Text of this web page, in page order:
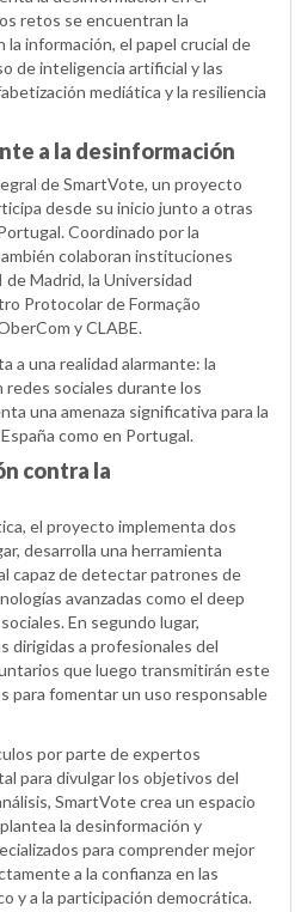
retos se encuentran la
la información, el papel crucial de
de inteligencia artificial y las
mediática y la resiliencia
a la desinformación
de SmartVote, un proyecto
desde su inicio junto a otras
Coordinado por la
colaboran instituciones
Madrid, la Universidad
Protocolar de Formação
y CLABE.
a una realidad alarmante: la
redes sociales durante los
una amenaza significativa para la
como en Portugal.
contra la
el proyecto implementa dos
desarrolla una herramienta
capaz de detectar patrones de
avanzadas como el deep
En segundo lugar,
dirigidas a profesionales del
que luego transmitirán este
para fomentar un uso responsable
por parte de expertos
para divulgar los objetivos del
SmartVote crea un espacio
la desinformación y
para comprender mejor
a la confianza en las
y a la participación democrática.